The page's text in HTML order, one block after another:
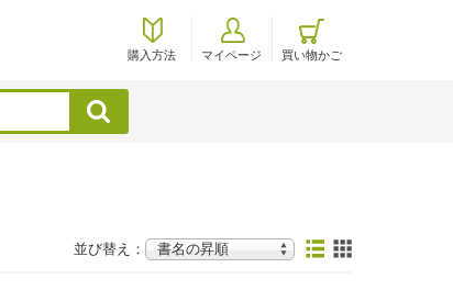
購入方法 マイページ 買い物かご
検索
並び替え：